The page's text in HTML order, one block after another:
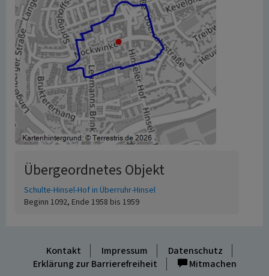
Übergeordnetes Objekt
Schulte-Hinsel-Hof in Überruhr-Hinsel
Beginn 1092, Ende 1958 bis 1959
Kontakt Impressum
Datenschutz
Erklärung zur Barrierefreiheit
Mitmachen